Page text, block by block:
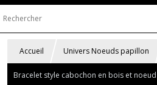
Accueil Univers Noeuds papillon
Bracelet style cabochon en bois et